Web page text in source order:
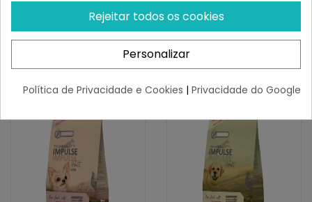
glucosamina, cardo de leite, sulfato de condroitina,
schidigera de yucca, tomilho, extracto de mexilhão
com lábio verde.
Semelhante a The Natural Impulse
Dog Adult Light
Rejeitar todos os cookies
Personalizar
Política de Privacidade e Cookies | Privacidade do Google